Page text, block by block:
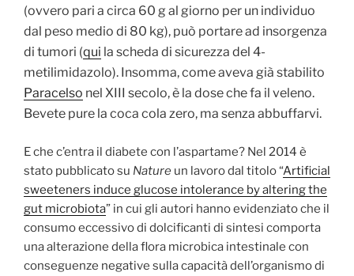
(ovvero pari a circa 60 g al giorno per un individuo
dal peso medio di 80 kg), può portare ad insorgenza
di tumori (qui la scheda di sicurezza del 4-
metilimidazolo). Insomma, come aveva già stabilito
Paracelso nel XIII secolo, è la dose che fa il veleno.
Bevete pure la coca cola zero, ma senza abbuffarvi.
E che c’entra il diabete con l’aspartame? Nel 2014 è
stato pubblicato su Nature un lavoro dal titolo “Artificial
sweeteners induce glucose intolerance by altering the
gut microbiota” in cui gli autori hanno evidenziato che il
consumo eccessivo di dolcificanti di sintesi comporta
una alterazione della flora microbica intestinale con
conseguenze negative sulla capacità dell’organismo di